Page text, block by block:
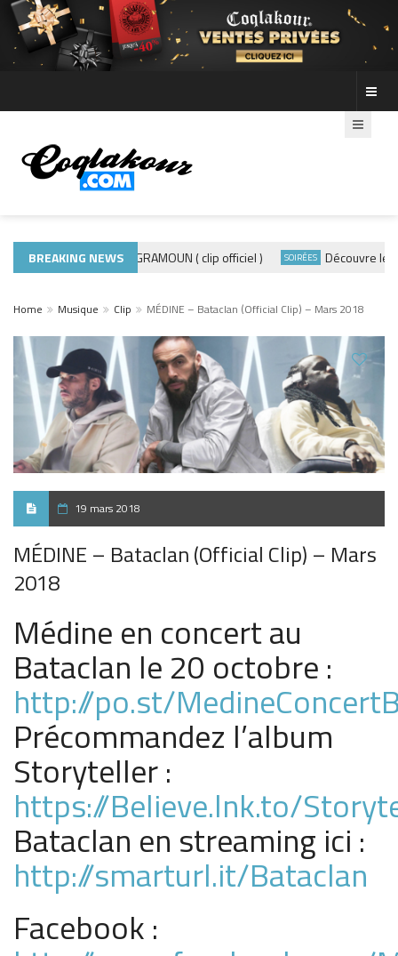
BREAKING NEWS
ADE440 – GRAMOUN ( clip officiel ) SOIRÉES Découvre les
Home Musique Clip MÉDINE – Bataclan (Official Clip) – Mars 2018
19 mars 2018
MÉDINE – Bataclan (Official Clip) – Mars
2018
Médine en concert au
Bataclan le 20 octobre :
http://po.st/
Précommandez l’album
Storyteller :
https://Believe.lnk.to/
Bataclan en streaming ici :
http://smarturl.it/Bataclan
Facebook :